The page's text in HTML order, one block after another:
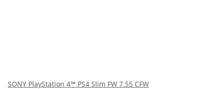
SONY PlayStation 4™ PS4 Slim FW 7.55 CFW